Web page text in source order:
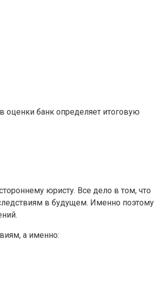
оценки банк определяет итоговую
юристу. Все дело в том, что
в будущем. Именно поэтому
а именно: